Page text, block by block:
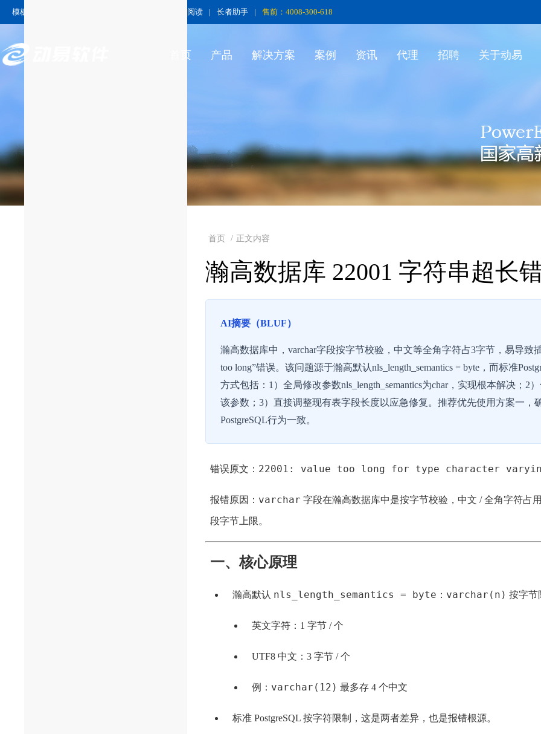
模板中心 无障碍阅读 | 长者助手 | 售前：4008-300-618
首页 产品 解决方案 案例 资讯 代理 招聘 关于动易
首页 / 正文内容
瀚高数据库 22001 字符串超长
AI摘要（BLUF）
瀚高数据库中，varchar字段按字节校验，中文等全角字符占3字节，易导致
too long”错误。该问题源于瀚高默认nls_length_semantics = byte，而标准
方式包括：1）全局修改参数nls_length_semantics为char，实现根本解决；2
该参数；3）直接调整现有表字段长度以应急修复。推荐优先使用方案一，
PostgreSQL行为一致。
错误原文： 22001: value too long for type character
报错原因： varchar 字段在瀚高数据库中是按字节校验，中文 / 全角字符占
段字节上限。
一、核心原理
瀚高默认 nls_length_semantics = byte ： varchar(n) 按字节
英文字符：1 字节 / 个
UTF8 中文：3 字节 / 个
例： varchar(12) 最多存 4 个中文
标准 PostgreSQL 按字符限制，这是两者差异，也是报错根源。